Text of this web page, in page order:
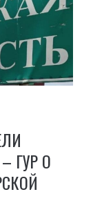
ГУР О